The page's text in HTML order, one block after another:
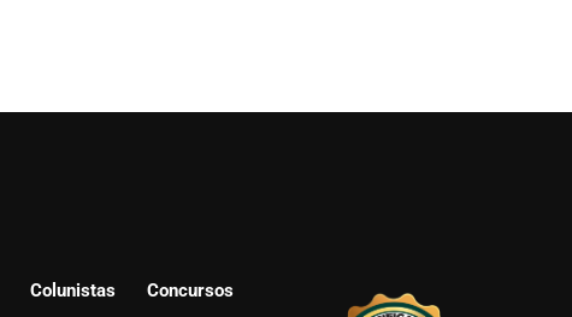
Colunistas Concursos